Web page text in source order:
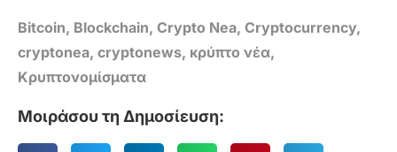
Bitcoin, Blockchain, Crypto Nea, Cryptocurrency,
cryptonea, cryptonews, κρύπτο νέα,
Κρυπτονομίσματα
Μοιράσου τη Δημοσίευση: